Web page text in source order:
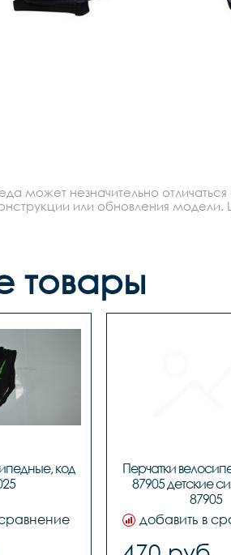
может незначительно отличаться
или обновления модели.
товары
код
Перчатки
87905 детские
87905
добавить в